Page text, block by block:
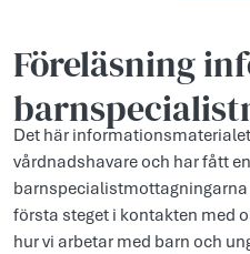
Föreläsning
Det här
vårdnadshavare och har fått
första steget i kontakten med
hur vi arbetar med barn och